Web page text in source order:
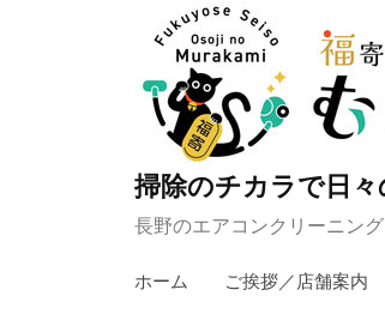
掃除のチカラで日
長野のエアコンクリーニン
ホーム ご挨拶／店舗案内